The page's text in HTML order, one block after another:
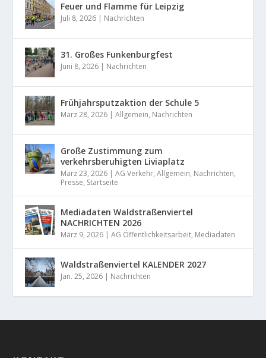
Feuer und Flamme für Leipzig
Juli 8, 2026 | Nachrichten
31. Großes Funkenburgfest
Juni 8, 2026 | Nachrichten
Frühjahrsputzaktion der Schule 5
März 28, 2026 |Allgemein, Nachrichten
Große Zustimmung zum
verkehrsberuhigten Liviaplatz
März 23, 2026 |AG Verkehr,Allgemein, Nachrichten,
Presse, Startseite
Mediadaten Waldstraßenviertel
NACHRICHTEN 2026
März 9, 2026 |AG Öffentlichkeitsarbeit, Mediadaten
Waldstraßenviertel KALENDER 2027
Jan. 25, 2026 | Nachrichten